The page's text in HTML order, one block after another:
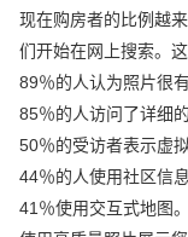
现在购房者的比例越
们开始在网上搜索。
89％的人认为照片很有
85％的人访问了详细
50％的受访者表示虚
44％的人使用社区信
41％使用交互式地图。